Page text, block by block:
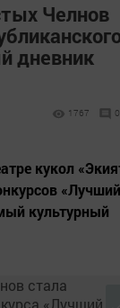
Челнов
дневник
1767 0
кукол
«Лучший
культурный